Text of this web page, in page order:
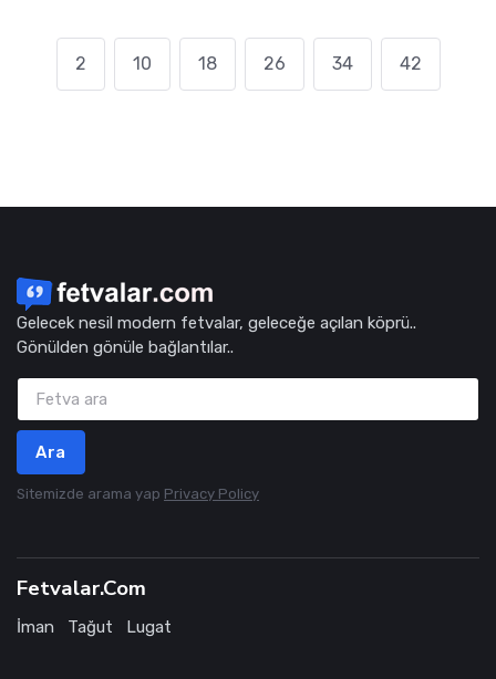
2 10 18 26 34 42
Gelecek nesil modern fetvalar, geleceğe açılan köprü..
Gönülden gönüle bağlantılar..
Ara
Sitemizde arama yap Privacy Policy
Fetvalar.Com
İman Tağut Lugat